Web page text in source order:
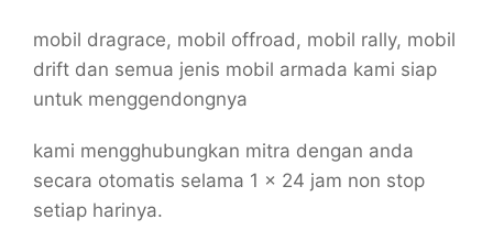
mobil dragrace, mobil offroad, mobil rally, mobil
drift dan semua jenis mobil armada kami siap
untuk menggendongnya
kami mengghubungkan mitra dengan anda
secara otomatis selama 1 x 24 jam non stop
setiap harinya.